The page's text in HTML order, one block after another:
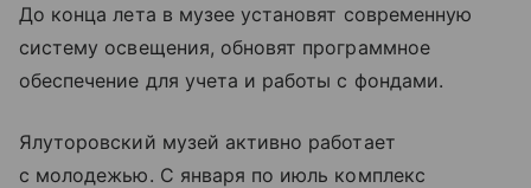
До конца лета в музее установят современную
систему освещения, обновят программное
обеспечение для учета и работы с фондами.
Ялуторовский музей активно работает
с молодежью. С января по июль комплекс